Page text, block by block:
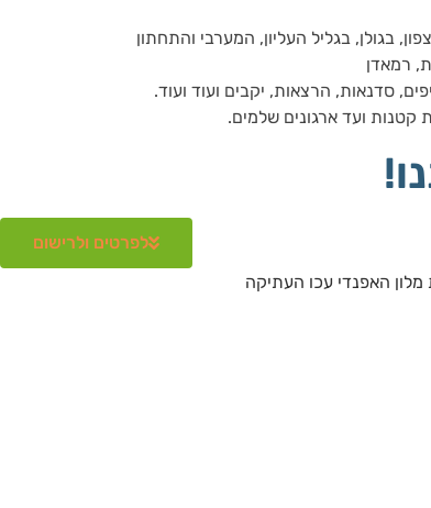
בגולן, בגליל העליון, המערבי והתחתון
רמאדן
סדנאות, הרצאות, יקבים ועוד ועוד.
קטנות ועד ארגונים שלמים.
לפרטים ולרישום